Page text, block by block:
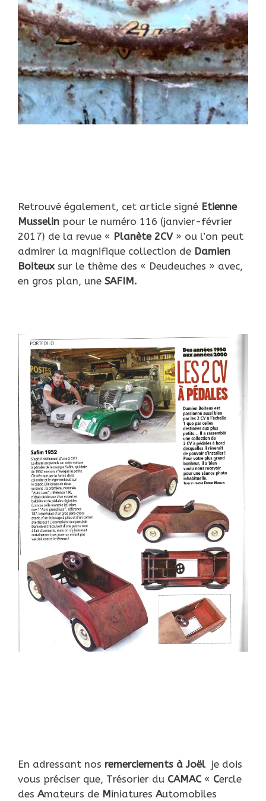
Retrouvé également, cet article signé Etienne
Musselin pour le numéro 116 (janvier-février
2017) de la revue « Planète 2CV» ou l’on peut
admirer la magnifique collection de Damien
Boiteux sur le thème des « Deudeuches » avec,
en gros plan, une SAFIM.
En adressant nos remerciements à Joël je dois
vous préciser que, Trésorier du CAMAC « Cercle
des Amateurs de Miniatures Automobiles